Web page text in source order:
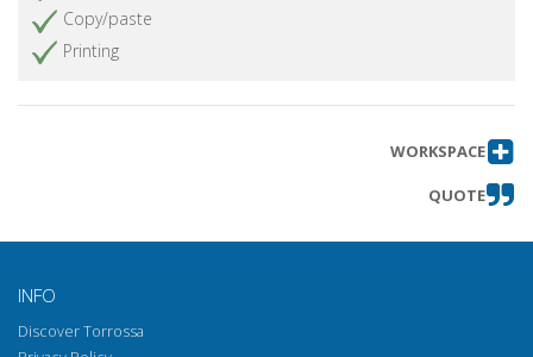
Copy/paste
Printing
WORKSPACE
QUOTE
INFO
Discover Torrossa